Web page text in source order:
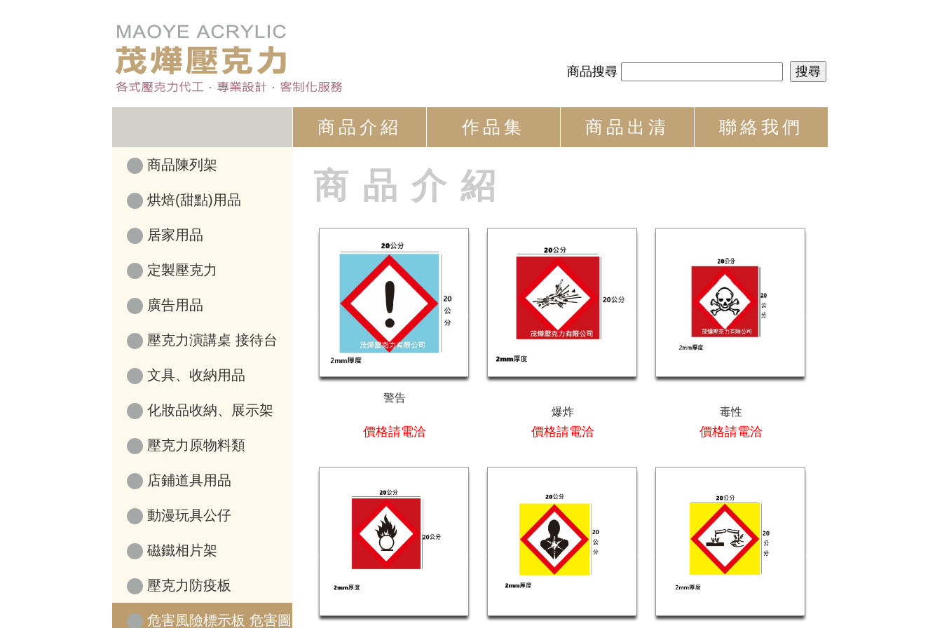
商品搜尋
商品介紹 作品集 商品出清 聯絡我們
商品陳列架
烘焙(甜點)用品
居家用品
定製壓克力
廣告用品
壓克力演講桌 接待台
文具、收納用品
化妝品收納、展示架
壓克力原物料類
店鋪道具用品
動漫玩具公仔
磁鐵相片架
壓克力防疫板
危害風險標示板 危害圖
商品介紹
警告
價格請電洽
爆炸
價格請電洽
毒性
價格請電洽